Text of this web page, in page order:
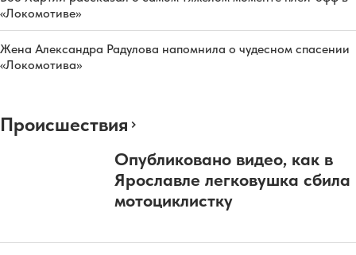
«Локомотиве»
Жена Александра Радулова напомнила о чудесном спасении
«Локомотива»
Происшествия
Опубликовано видео, как в
Ярославле легковушка сбила
мотоциклистку